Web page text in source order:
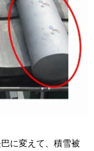
に変えて、積雪被